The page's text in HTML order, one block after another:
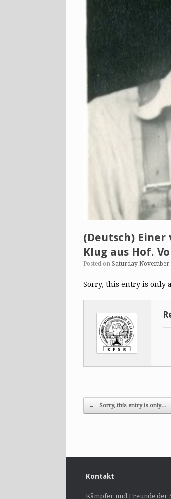
(Deutsch) Einer
Klug aus Hof.
Posted on Saturday November
Sorry, this entry is only
Post navigation
← Sorry, this entry is only…
Kontakt
Kämpfer und Freunde der